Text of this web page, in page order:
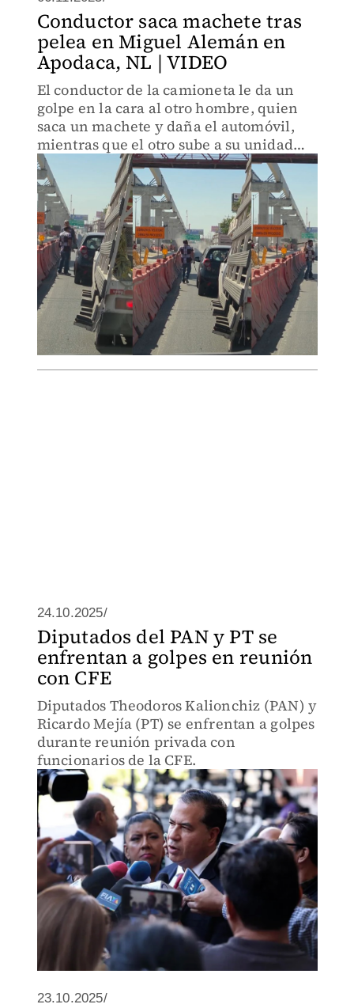
Conductor saca machete tras
pelea en Miguel Alemán en
Apodaca, NL | VIDEO
El conductor de la camioneta le da un
golpe en la cara al otro hombre, quien
saca un machete y daña el automóvil,
mientras que el otro sube a su unidad
para dañar el auto compacto del sujeto
armado.
24.10.2025/
Diputados del PAN y PT se
enfrentan a golpes en reunión
con CFE
Diputados Theodoros Kalionchiz (PAN) y
Ricardo Mejía (PT) se enfrentan a golpes
durante reunión privada con
funcionarios de la CFE.
23.10.2025/